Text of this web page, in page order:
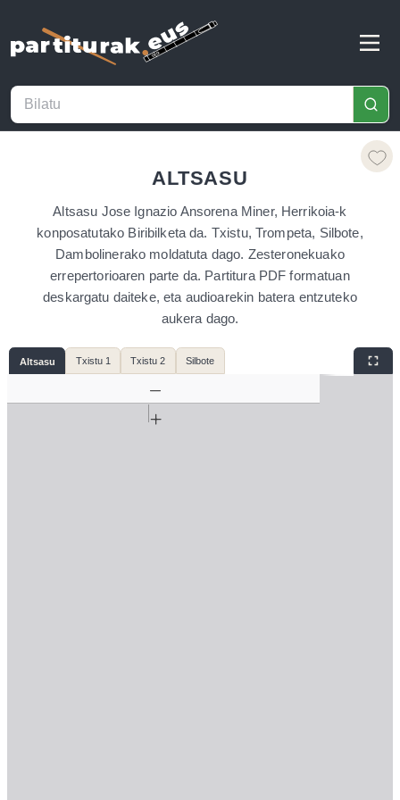
ALTSASU
Altsasu Jose Ignazio Ansorena Miner, Herrikoia-k
konposatutako Biribilketa da. Txistu, Trompeta, Silbote,
Dambolinerako moldatuta dago. Zesteronekuako
errepertorioaren parte da. Partitura PDF formatuan
deskargatu daiteke, eta audioarekin batera entzuteko
aukera dago.
Altsasu Txistu 1 Txistu 2 Silbote